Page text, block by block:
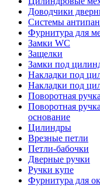
Доводчики
Системы
Фурнитура для
Замки WC
Защелки
Замки под
Накладки под
Накладки под
Поворотная
Поворотная
основание
Цилиндры
Врезные петли
Петли-бабочки
Дверные ручки
Ручки купе
Фурнитура для